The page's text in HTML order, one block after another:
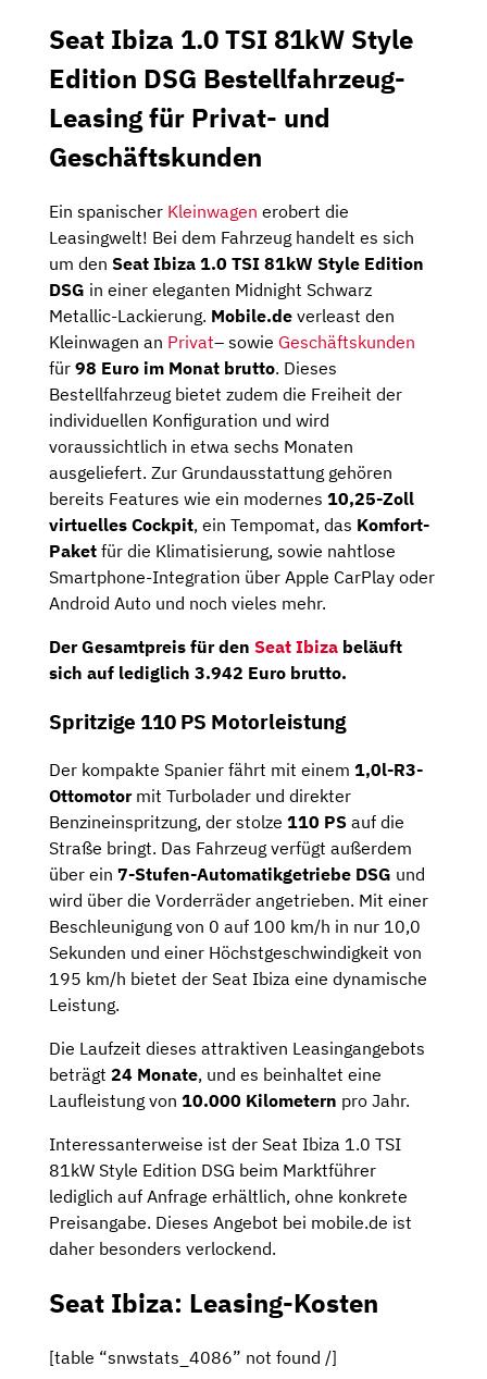
Seat Ibiza 1.0 TSI 81kW Style
Edition DSG Bestellfahrzeug-
Leasing für Privat- und
Geschäftskunden
Ein spanischer Kleinwagen erobert die
Leasingwelt! Bei dem Fahrzeug handelt es sich
um den Seat Ibiza 1.0 TSI 81kW Style Edition
DSG in einer eleganten Midnight Schwarz
Metallic-Lackierung. Mobile.de verleast den
Kleinwagen an Privat– sowie Geschäftskunden
für 98 Euro im Monat brutto. Dieses
Bestellfahrzeug bietet zudem die Freiheit der
individuellen Konfiguration und wird
voraussichtlich in etwa sechs Monaten
ausgeliefert. Zur Grundausstattung gehören
bereits Features wie ein modernes 10,25-Zoll
virtuelles Cockpit, ein Tempomat, das Komfort-
Paket für die Klimatisierung, sowie nahtlose
Smartphone-Integration über Apple CarPlay oder
Android Auto und noch vieles mehr.
Der Gesamtpreis für den Seat Ibiza beläuft
sich auf lediglich 3.942 Euro brutto.
Spritzige 110 PS Motorleistung
Der kompakte Spanier fährt mit einem 1,0l-R3-
Ottomotormit Turbolader und direkter
Benzineinspritzung, der stolze 110 PS auf die
Straße bringt. Das Fahrzeug verfügt außerdem
über ein 7-Stufen-Automatikgetriebe DSG und
wird über die Vorderräder angetrieben. Mit einer
Beschleunigung von 0 auf 100 km/h in nur 10,0
Sekunden und einer Höchstgeschwindigkeit von
195 km/h bietet der Seat Ibiza eine dynamische
Leistung.
Die Laufzeit dieses attraktiven Leasingangebots
beträgt 24 Monate, und es beinhaltet eine
Laufleistung von 10.000 Kilometern pro Jahr.
Interessanterweise ist der Seat Ibiza 1.0 TSI
81kW Style Edition DSG beim Marktführer
lediglich auf Anfrage erhältlich, ohne konkrete
Preisangabe. Dieses Angebot bei mobile.de ist
daher besonders verlockend.
Seat Ibiza: Leasing-Kosten
[table “snwstats_4086” not found /]